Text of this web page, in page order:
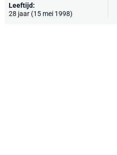
Leeftijd:
28 jaar (15 mei 1998)